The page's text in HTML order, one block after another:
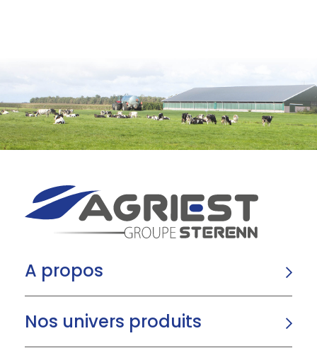
A propos
Nos univers produits